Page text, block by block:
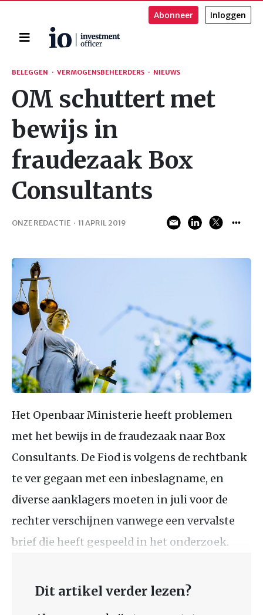
Home
Abonneer Inloggen
Zoeken
BELEGGEN · VERMOGENSBEHEERDERS · NIEUWS
OM schuttert met
bewijs in
fraudezaak Box
Consultants
ONZE REDACTIE · 11 APRIL 2019
Het Openbaar Ministerie heeft problemen
met het bewijs in de fraudezaak naar Box
Consultants. De Fiod is volgens de rechtbank
te ver gegaan met een inbeslagname, en
diverse aanklagers moeten in juli voor de
rechter verschijnen vanwege een vervalste
brief die heeft gespeeld in het onderzoek.
Dit artikel verder lezen?